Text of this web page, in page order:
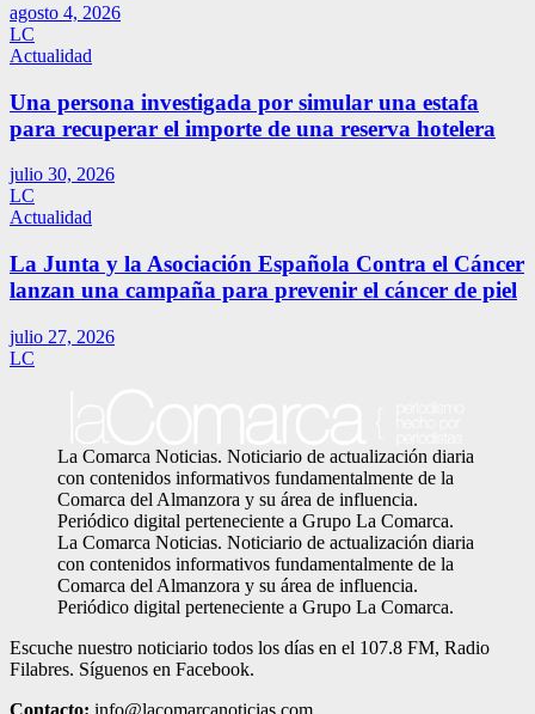
agosto 4, 2026
LC
Actualidad
Una persona investigada por simular una estafa
para recuperar el importe de una reserva hotelera
julio 30, 2026
LC
Actualidad
La Junta y la Asociación Española Contra el Cáncer
lanzan una campaña para prevenir el cáncer de piel
julio 27, 2026
LC
La Comarca Noticias. Noticiario de actualización diaria
con contenidos informativos fundamentalmente de la
Comarca del Almanzora y su área de influencia.
Periódico digital perteneciente a Grupo La Comarca.
La Comarca Noticias. Noticiario de actualización diaria
con contenidos informativos fundamentalmente de la
Comarca del Almanzora y su área de influencia.
Periódico digital perteneciente a Grupo La Comarca.
Escuche nuestro noticiario todos los días en el 107.8 FM, Radio
Filabres. Síguenos en Facebook.
Contacto: info@lacomarcanoticias,com